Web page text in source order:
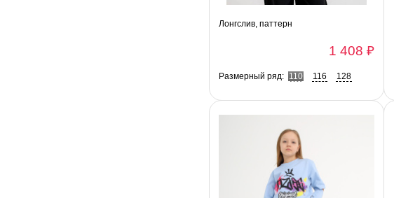
Лонгслив, паттерн
1 408 ₽
Размерный ряд: 110 116 128